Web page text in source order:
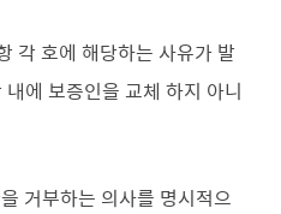
각 호에 해당하는 사유가 발
에 보증인을 교체 하지 아니
거부하는 의사를 명시적으